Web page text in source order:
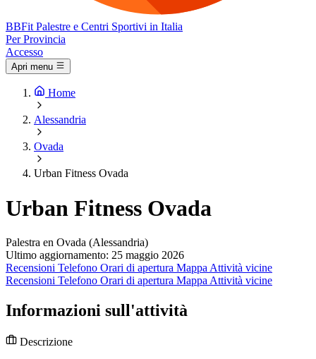
BBFit Palestre e Centri Sportivi in Italia
Per Provincia
Accesso
Apri menu
Home
Alessandria
Ovada
Urban Fitness Ovada
Urban Fitness Ovada
Palestra en Ovada (Alessandria)
Ultimo aggiornamento: 25 maggio 2026
Recensioni Telefono Orari di apertura Mappa Attività vicine
Recensioni Telefono Orari di apertura Mappa Attività vicine
Informazioni sull'attività
Descrizione